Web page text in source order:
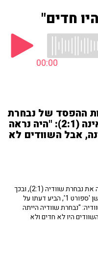
חדים"
00:00
1') בעקבות ההפסד של נבחרת
שוודיה במשחק נגד אוקראינה (2:1): "היה נראה
אבל השוודים לא
אמש (ג') הפתיעה נבחרת אוקראינה וניצחה את נבחרת שוודיה (2:1), ובכך
העפילה לרבע גמר יורו 2020. אבי נמני, פרשן 'ספורט 1', הביע דעתו על
"נבחרת שוודיה הייתה
היו לא חדים ולא